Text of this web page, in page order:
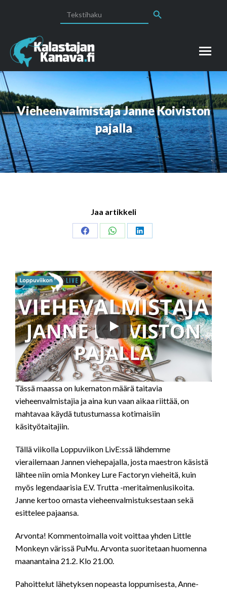
for:
Vieheenvalmistaja Janne Koiviston
pajalla
Jaa artikkeli
Share
Share
Share
Tässä maassa on lukematon määrä taitavia
vieheenvalmistajia ja aina kun vaan aikaa riittää, on
mahtavaa käydä tutustumassa kotimaisiin
käsityötaitajiin.
Tällä viikolla Loppuviikon LivE:ssä lähdemme
vierailemaan Jannen viehepajalla, josta maestron käsistä
lähtee niin omia Monkey Lure Factoryn vieheitä, kuin
myös legendaarisia E.V. Trutta -meritaimenlusikoita.
Janne kertoo omasta vieheenvalmistuksestaan sekä
esittelee pajaansa.
Arvonta! Kommentoimalla voit voittaa yhden Little
Monkeyn värissä PuMu. Arvonta suoritetaan huomenna
maanantaina 21.2. Klo 21.00.
Pahoittelut lähetyksen nopeasta loppumisesta, Anne-